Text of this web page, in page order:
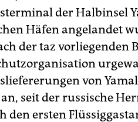
der Halbinsel
Häfen angelandet
der taz vorliegenden
von
seit der russische
den ersten